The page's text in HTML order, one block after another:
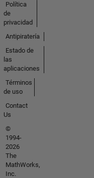
Política
de
privacidad
Antipiratería
Estado de
las
aplicaciones
Términos
de uso
Contact
Us
©
1994-
2026
The
MathWorks,
Inc.